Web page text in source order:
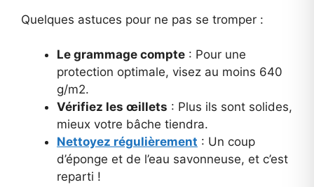
Quelques astuces pour ne pas se tromper :
Le grammage compte : Pour une
protection optimale, visez au moins 640
g/m2.
Vérifiez les œillets : Plus ils sont solides,
mieux votre bâche tiendra.
Nettoyez régulièrement : Un coup
d’éponge et de l’eau savonneuse, et c’est
reparti !